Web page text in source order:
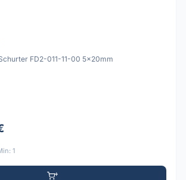
FD2-011-11-00 5x20mm
1